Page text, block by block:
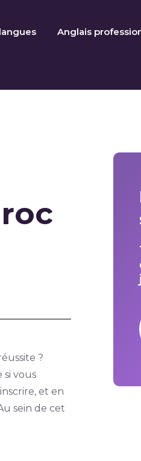
Anglais
?
si vous
et en
sein de cet